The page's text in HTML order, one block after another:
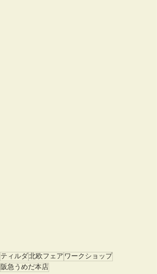
ティルダ北欧フェア ワークショップ
阪急うめだ本店